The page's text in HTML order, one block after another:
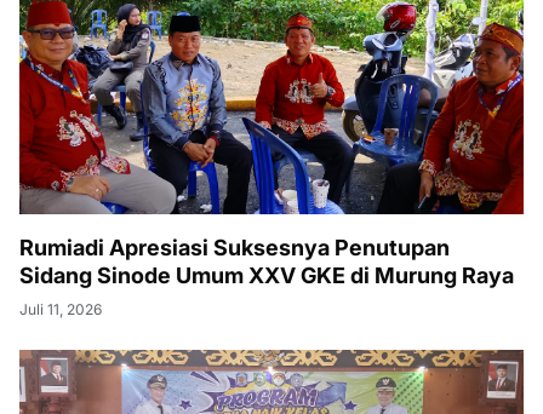
Rumiadi Apresiasi Suksesnya Penutupan
Sidang Sinode Umum XXV GKE di Murung Raya
Juli 11, 2026